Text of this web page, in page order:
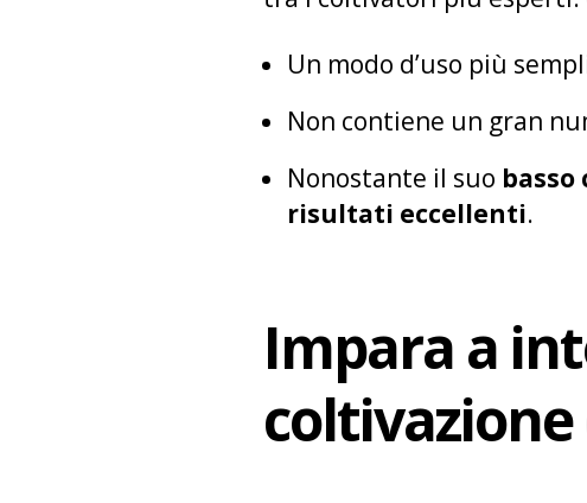
Un modo d’uso più
Non contiene un gran
Nonostante il suo basso
risultati eccellenti.
Impara a